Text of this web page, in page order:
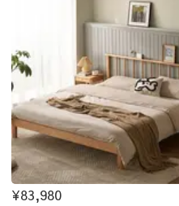
¥83,980